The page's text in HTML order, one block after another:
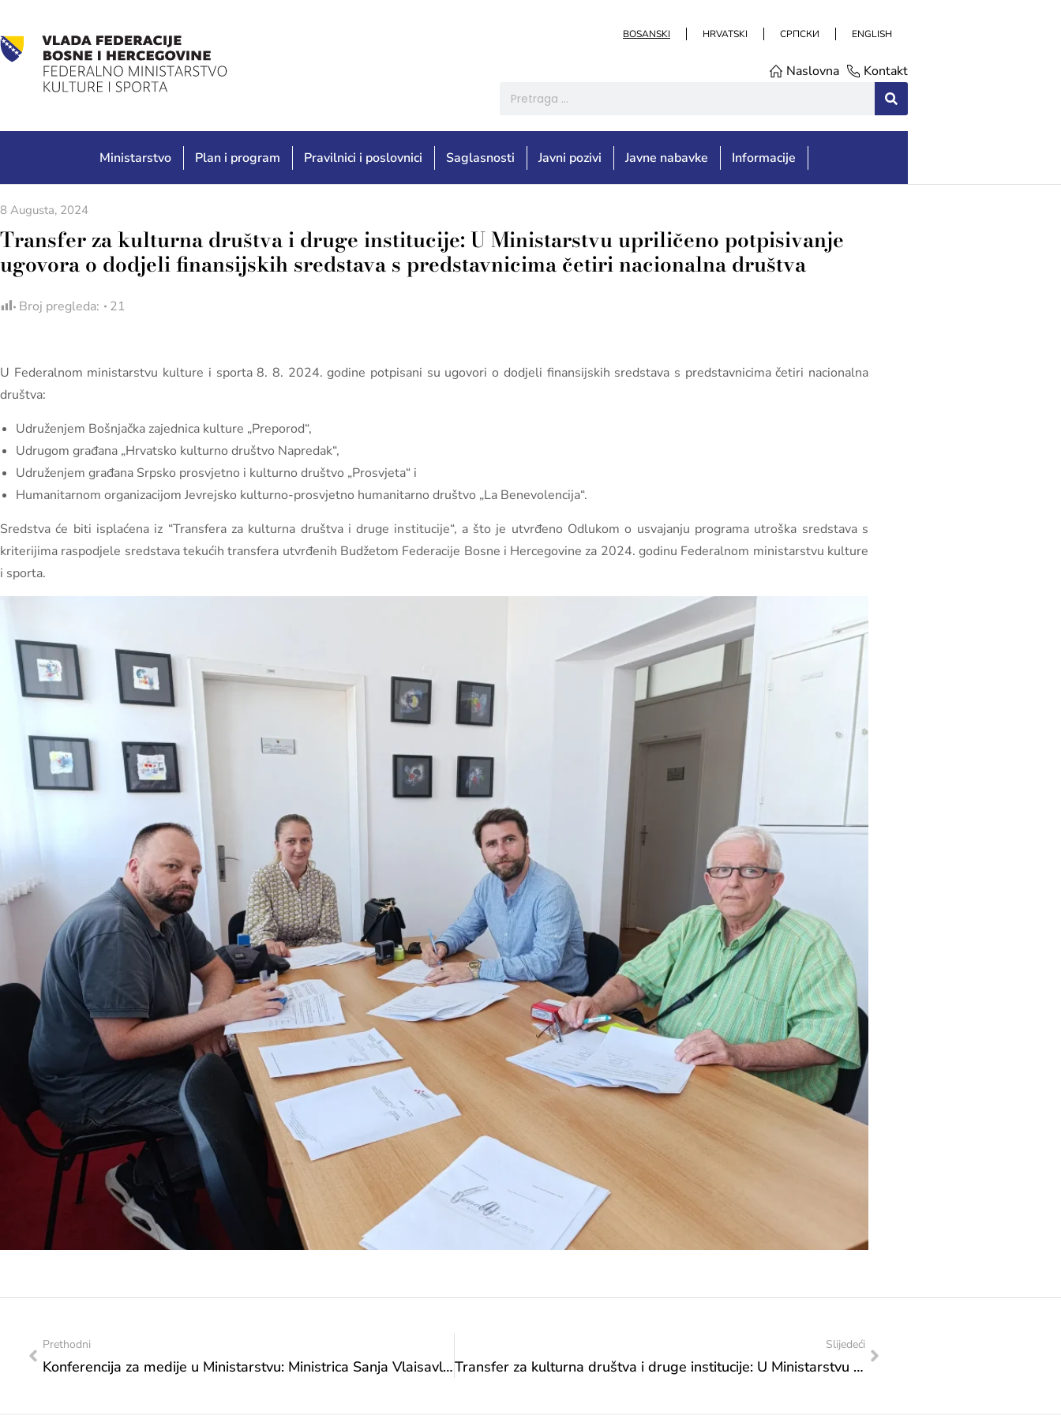
BOSANSKI HRVATSKI СРПСКИ ENGLISH
Naslovna Kontakt
Ministarstvo Plan i program Pravilnici i poslovnici Saglasnosti Javni pozivi Javne nabavke Informacije
8 Augusta, 2024
Transfer za kulturna društva i druge institucije: U Ministarstvu upriličeno potpisivanje
ugovora o dodjeli finansijskih sredstava s predstavnicima četiri nacionalna društva
Broj pregleda: 21
U Federalnom ministarstvu kulture i sporta 8. 8. 2024. godine potpisani su ugovori o dodjeli finansijskih sredstava s predstavnicima četiri nacionalna
društva:
Udruženjem Bošnjačka zajednica kulture „Preporod“,
Udrugom građana „Hrvatsko kulturno društvo Napredak“,
Udruženjem građana Srpsko prosvjetno i kulturno društvo „Prosvjeta“ i
Humanitarnom organizacijom Jevrejsko kulturno-prosvjetno humanitarno društvo „La Benevolencija“.
Sredstva će biti isplaćena iz “Transfera za kulturna društva i druge institucije“, a što je utvrđeno Odlukom o usvajanju programa utroška sredstava s
kriterijima raspodjele sredstava tekućih transfera utvrđenih Budžetom Federacije Bosne i Hercegovine za 2024. godinu Federalnom ministarstvu kulture
i sporta.
Prethodni
Konferencija za medije u Ministarstvu: Ministrica Sanja Vlaisavljević ukazala na neriješen status institucija kulture i nepovoljan položaj filmskih radnika
Slijedeći
Transfer za kulturna društva i druge institucije: U Ministarstvu potpisan Ugovor o dodjeli financijskih sredstava s Udrugom građana Matica hrvatska Mostar